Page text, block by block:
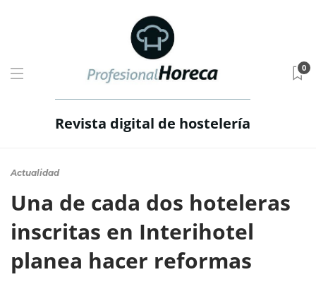
Revista digital de hostelería
0
Actualidad
Una de cada dos hoteleras
inscritas en Interihotel
planea hacer reformas